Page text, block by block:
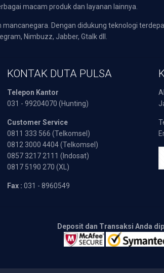
macam produk dan layanan lainnya.
Dengan didukung teknologi
Nimbuzz, Jabber, Gtalk dll.
KONTAK DUTA PULSA
Telepon Kantor
031 - 99204070 (Hunting)
Customer Service
0811 333 566 (Telkomsel)
0812 3000 4404 (Telkomsel)
0857 3217 2111 (Indosat)
0817 5190 270 (XL)
Fax : 031 - 8960549
Deposit dan Transaksi Anda